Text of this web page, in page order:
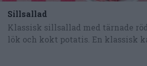
Sillsallad
Klassisk sillsallad med tärnade
lök och kokt potatis. En klassisk